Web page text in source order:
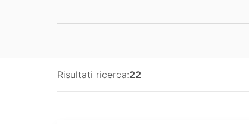
Risultati ricerca:22